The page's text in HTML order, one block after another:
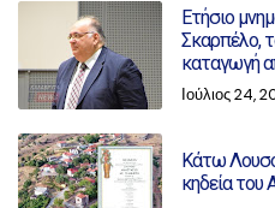
Ετήσιο
Σκαρπέλο,
καταγωγή
Ιούλιος 24,
Κάτω
κηδεία του